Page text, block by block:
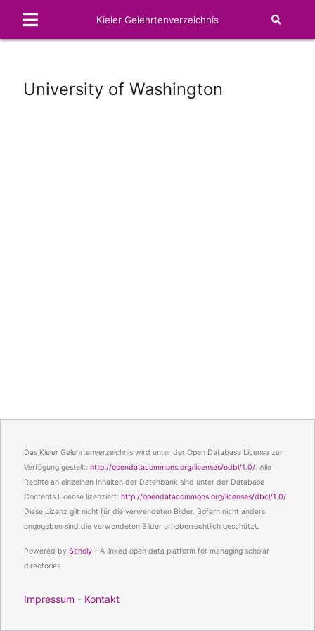
Kieler Gelehrtenverzeichnis
University of Washington
Das Kieler Gelehrtenverzeichnis wird unter der Open Database License zur
Verfügung gestellt: http://opendatacommons.org/licenses/odbl/1.0/. Alle
Rechte an einzelnen Inhalten der Datenbank sind unter der Database
Contents License lizenziert: http://opendatacommons.org/licenses/dbcl/1.0/
Diese Lizenz gilt nicht für die verwendeten Bilder. Sofern nicht anders
angegeben sind die verwendeten Bilder urheberrechtlich geschützt.
Powered by Scholy- A linked open data platform for managing scholar
directories.
Impressum - Kontakt